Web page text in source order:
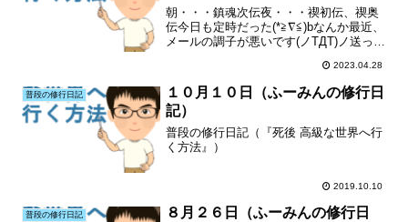
朝・・・鎮魂次伝夜・・・禊初伝、禊奥
伝今日も定時だった(*≧∇≦)bなんか最近、
メールの調子が悪いです(ノTДT)ノ送った
なかったり(T^T)大阪支部のブログも宜し
くお願いします(´・人・`)特にランキン...
2023.04.28
普段の修行日記
１０月１０日（ふーみんの修行日
記）
普段の修行日記（『死後 高級な世界へ行
く方法』）
2019.10.10
普段の修行日記
８月２６日（ふーみんの修行日